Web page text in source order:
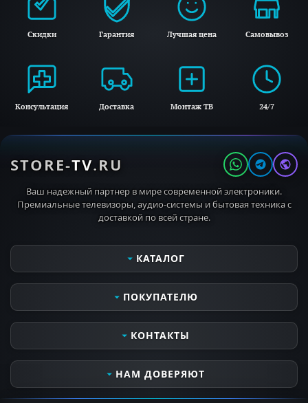
Скидки Гарантия Лучшая цена Самовывоз
Консультация Доставка Монтаж ТВ 24/7
STORE-TV.RU
Ваш надежный партнер в мире современной электроники.
Премиальные телевизоры, аудио-системы и бытовая техника с
доставкой по всей стране.
КАТАЛОГ
Телевизоры
Мониторы
Аудио- видеотехника
Кронштейны для ТВ
MIELE OUTDOOR
Бытовая техника
ПОКУПАТЕЛЮ
Сервисные услуги
Оплата и получение заказа
Контактная информация
Доставка и самовывоз
Все о компании
КОНТАКТЫ
Откроется в 10:00
НАМ ДОВЕРЯЮТ